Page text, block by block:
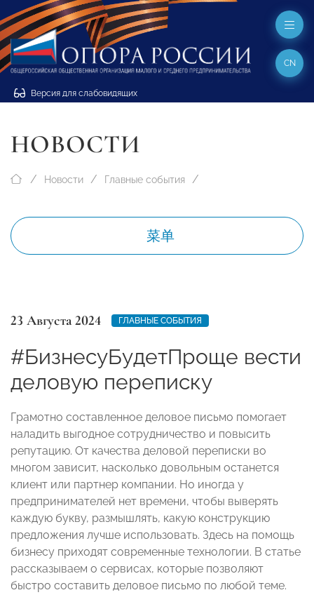
Версия для слабовидящих
CN
НОВОСТИ
Новости Главные события
菜单
23 Августа 2024 ГЛАВНЫЕ СОБЫТИЯ
#БизнесуБудетПроще вести
деловую переписку
Грамотно составленное деловое письмо помогает
наладить выгодное сотрудничество и повысить
репутацию. От качества деловой переписки во
многом зависит, насколько довольным останется
клиент или партнер компании. Но иногда у
предпринимателей нет времени, чтобы выверять
каждую букву, размышлять, какую конструкцию
предложения лучше использовать. Здесь на помощь
бизнесу приходят современные технологии. В статье
рассказываем о сервисах, которые позволяют
быстро составить деловое письмо по любой теме.